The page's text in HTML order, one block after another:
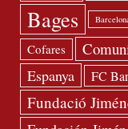
Bages
Cofares
Espanya FC
Fundació